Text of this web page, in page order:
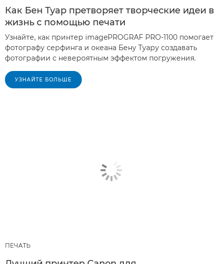
Как Бен Туар претворяет творческие идеи в
жизнь с помощью печати
Узнайте, как принтер imagePROGRAF PRO-1100 помогает
фотографу серфинга и океана Бену Туару создавать
фотографии с невероятным эффектом погружения.
УЗНАЙТЕ БОЛЬШЕ
ПЕЧАТЬ